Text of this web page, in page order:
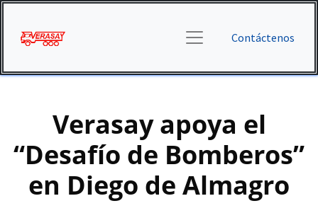
Contáctenos
Verasay apoya el
“Desafío de Bomberos”
en Diego de Almagro